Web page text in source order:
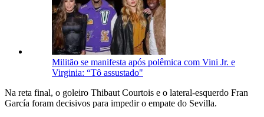
Militão se manifesta após polêmica com Vini Jr. e
Virginia: “Tô assustado"
Na reta final, o goleiro Thibaut Courtois e o lateral-esquerdo Fran
García foram decisivos para impedir o empate do Sevilla.